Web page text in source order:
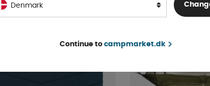
Denmark
Continue to campmarket.dk